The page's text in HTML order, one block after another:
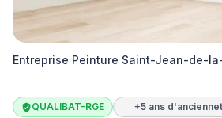
Entreprise Peinture Saint-Jean-de-
QUALIBAT-RGE +5 ans